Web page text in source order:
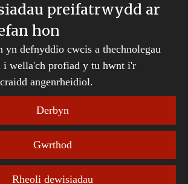
2026 Esgobaeth Tyddewi. Cedwir
Esgobaeth Tyddewi yn gwmni
yng Nghymru a Lloegr.
| Rhif elusen gofrestredig:
Gwefan|Cwcis|Cefnogaeth o
preifatrwydd|
preifatrwydd ar
hon
yn defnyddio cwcis a thechnolegau
i wella'ch profiad y tu hwnt i'r
angenrheidiol.
Derbyn
Gwrthod
Rheoli dewisiadau